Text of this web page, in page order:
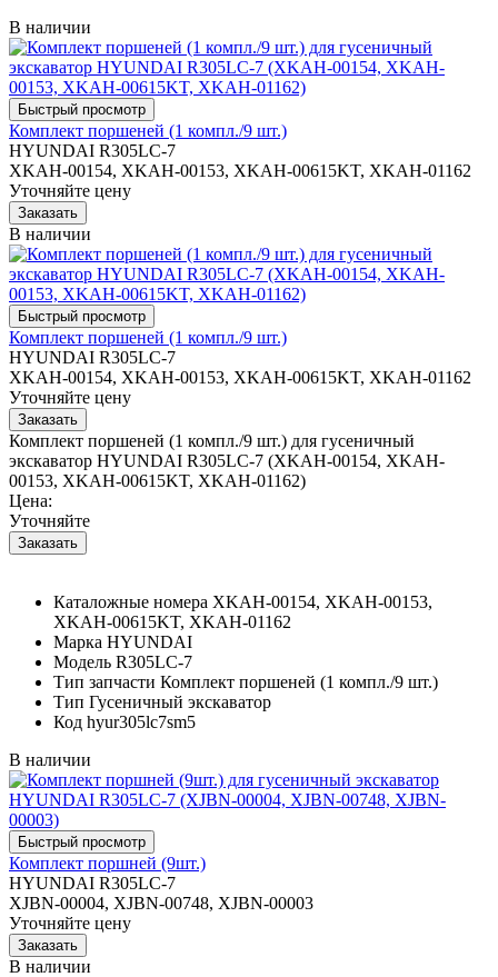
В наличии
Комплект поршеней (1 компл./9 шт.)
HYUNDAI R305LC-7
XKAH-00154, XKAH-00153, XKAH-00615KT, XKAH-01162
Уточняйте цену
В наличии
Комплект поршеней (1 компл./9 шт.)
HYUNDAI R305LC-7
XKAH-00154, XKAH-00153, XKAH-00615KT, XKAH-01162
Уточняйте цену
Комплект поршеней (1 компл./9 шт.) для гусеничный
экскаватор HYUNDAI R305LC-7 (XKAH-00154, XKAH-
00153, XKAH-00615KT, XKAH-01162)
Цена:
Уточняйте
Каталожные номера XKAH-00154, XKAH-00153,
XKAH-00615KT, XKAH-01162
Марка HYUNDAI
Модель R305LC-7
Тип запчасти Комплект поршеней (1 компл./9 шт.)
Тип Гусеничный экскаватор
Код hyur305lc7sm5
В наличии
Комплект поршней (9шт.)
HYUNDAI R305LC-7
XJBN-00004, XJBN-00748, XJBN-00003
Уточняйте цену
В наличии